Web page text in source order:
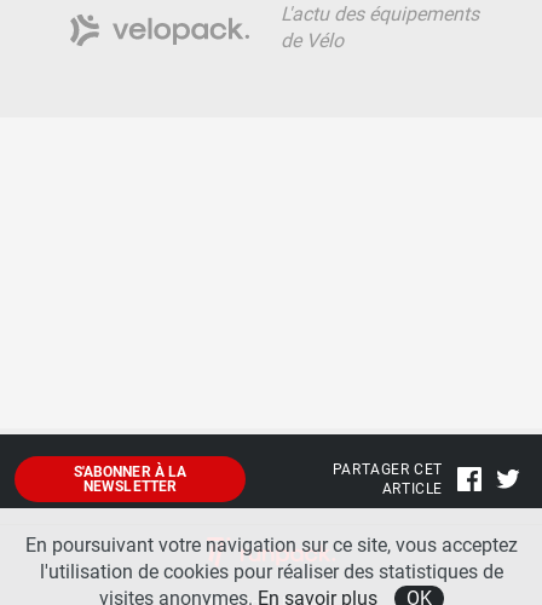
L'actu des équipements
de Vélo
S'ABONNER À LA
NEWSLETTER
PARTAGER CET
ARTICLE
En poursuivant votre navigation sur ce site, vous acceptez
l'utilisation de cookies pour réaliser des statistiques de
visites anonymes. En savoir plus OK